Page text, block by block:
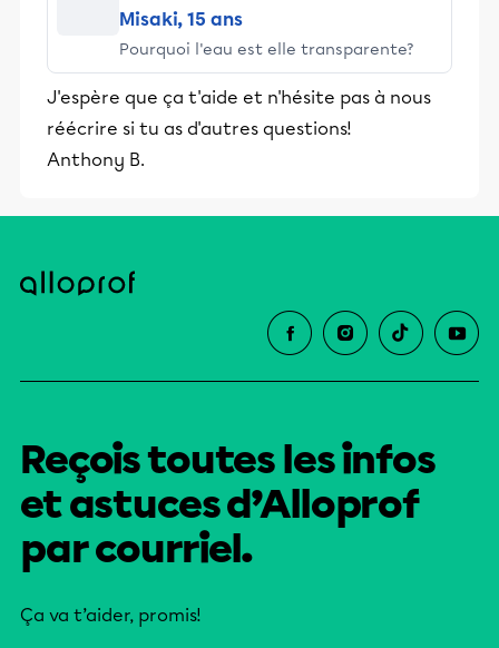
Misaki, 15 ans
Pourquoi l'eau est elle transparente?
J'espère que ça t'aide et n'hésite pas à nous
réécrire si tu as d'autres questions!
Anthony B.
Reçois toutes les infos
et astuces d’Alloprof
par courriel.
Ça va t’aider, promis!